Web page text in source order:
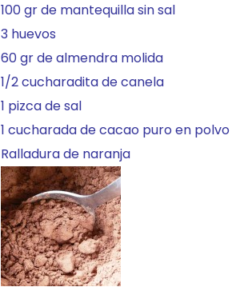
100 gr de mantequilla sin sal
3 huevos
60 gr de almendra molida
1/2 cucharadita de canela
1 pizca de sal
1 cucharada de cacao puro en polvo
Ralladura de naranja